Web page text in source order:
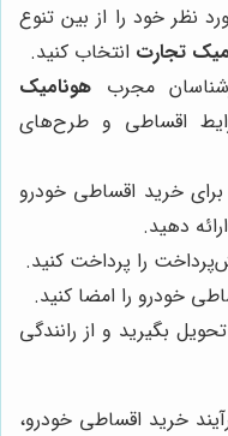
نظر خود را از بین تنوع
تجارت انتخاب کنید.
مجرب هونامیک
اقساطی و طرح‌های
برای خرید اقساطی خودرو
ارائه دهید.
را پرداخت کنید.
خودرو را امضا کنید.
بگیرید و از رانندگی
خرید اقساطی خودرو،